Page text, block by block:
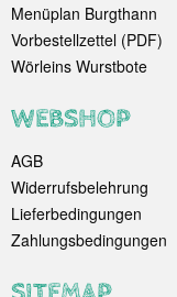
Menüplan Burgthann
Vorbestellzettel (PDF)
Wörleins Wurstbote
WEBSHOP
AGB
Widerrufsbelehrung
Lieferbedingungen
Zahlungsbedingungen